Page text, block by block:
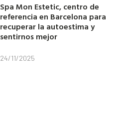
Spa Mon Estetic, centro de
referencia en Barcelona para
recuperar la autoestima y
sentirnos mejor
24/11/2025